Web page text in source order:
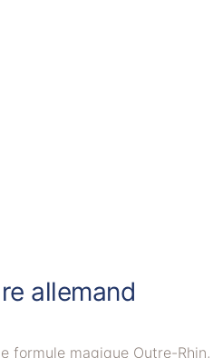
allemand
magique Outre-